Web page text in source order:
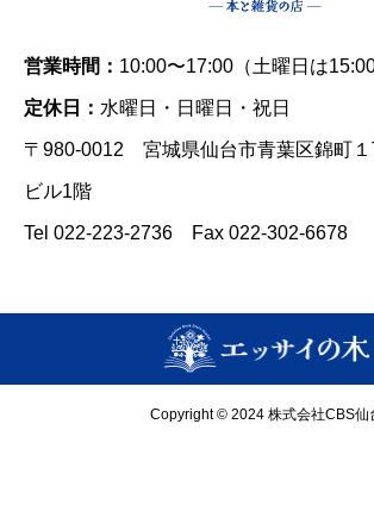
営業時間： 10:00〜17:00（土曜日は15:00
定休日： 水曜日・日曜日・祝日
〒980-0012 宮城県仙台市青葉区錦町１
ビル1階
Tel 022-223-2736 Fax 022-302-6678
Copyright © 2024 株式会社CBS仙